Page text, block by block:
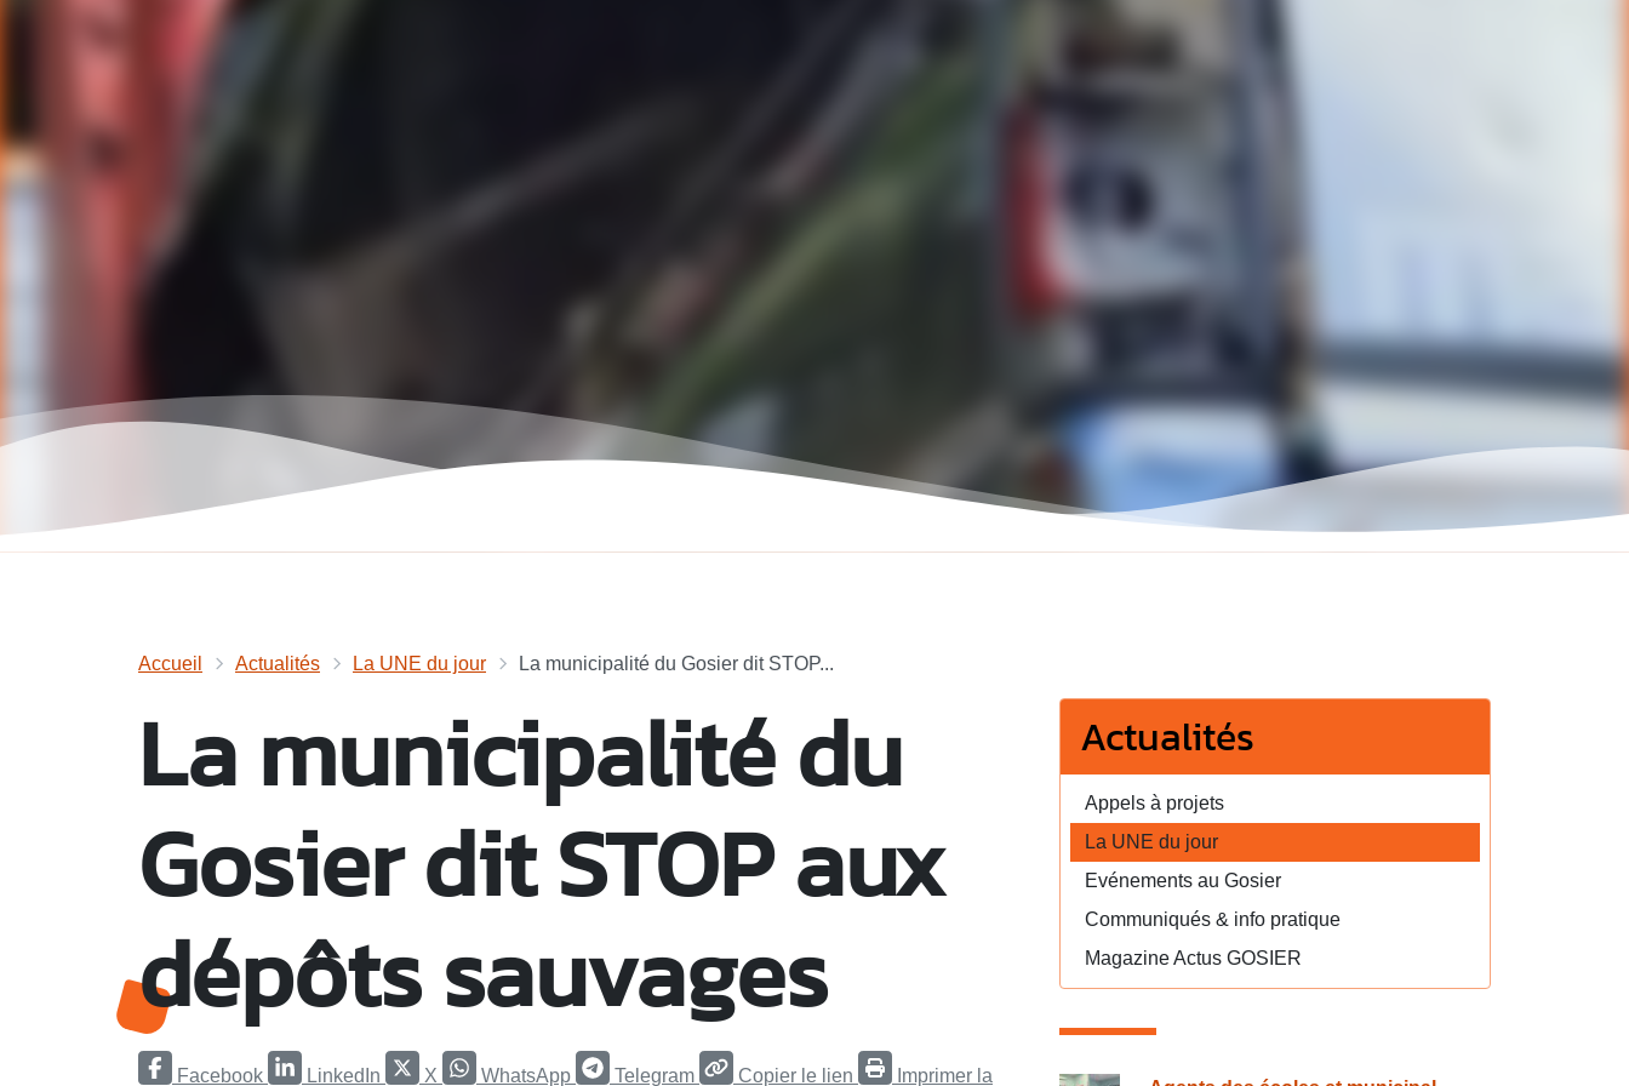
Accueil Actualités La UNE du jour La municipalité du Gosier dit STOP...
La municipalité du
Gosier dit STOP aux
dépôts sauvages
Facebook LinkedIn X WhatsApp Telegram Copier le lien Imprimer la
Actualités
Appels à projets
La UNE du jour
Evénements au Gosier
Communiqués & info pratique
Magazine Actus GOSIER